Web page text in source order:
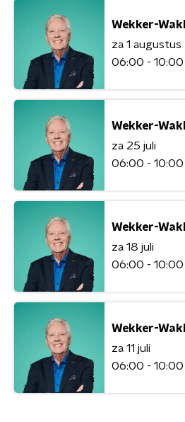
Wekker-
za 1 augustus
06:00 - 10:00
Wekker-
za 25 juli
06:00 - 10:00
Wekker-
za 18 juli
06:00 - 10:00
Wekker-
za 11 juli
06:00 - 10:00